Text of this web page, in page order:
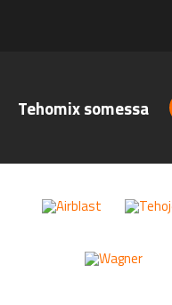
Tehomix somessa